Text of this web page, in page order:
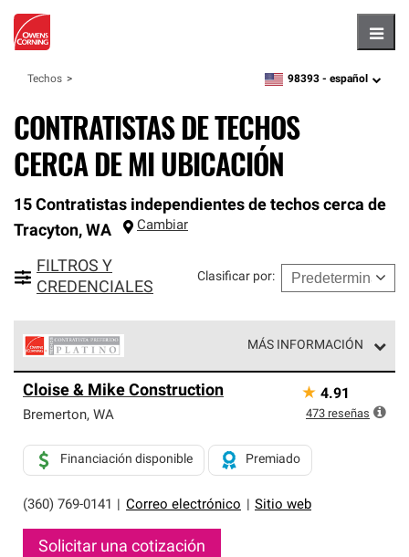
Techos zipcode,language
98393 - español
CONTRATISTAS DE TECHOS
CERCA DE MI UBICACIÓN
15 Contratistas independientes de techos cerca de
Tracyton, WA Cambiar
FILTROS Y
CREDENCIALES
Clasificar por:
MÁS INFORMACIÓN
Corning constituyen el nivel superior de nuestra red
exclusiva y cumplen con estándares estrictos de
Solo ellos pueden ofrecer nuestra mejor garantía de
sistemas de techos.
Cloise & Mike Construction
Bremerton, WA
(360) 769-0141 Correo electrónico Sitio web
Financiación disponible Premiado
Solicitar una cotización
★ 4.91
473 reseñas